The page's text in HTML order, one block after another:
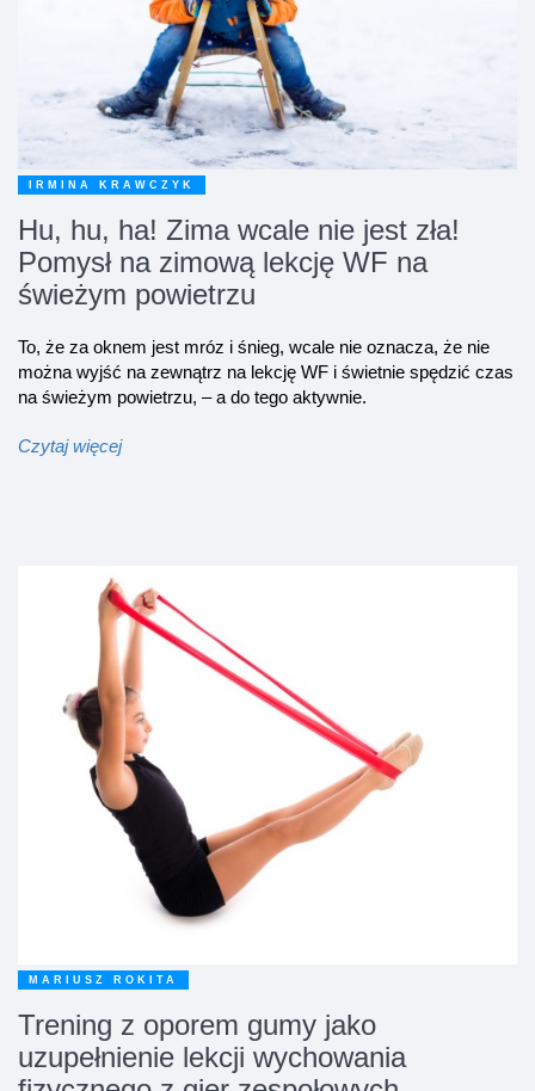
IRMINA KRAWCZYK
Hu, hu, ha! Zima wcale nie jest zła!
Pomysł na zimową lekcję WF na
świeżym powietrzu
To, że za oknem jest mróz i śnieg, wcale nie oznacza, że nie
można wyjść na zewnątrz na lekcję WF i świetnie spędzić czas
na świeżym powietrzu, – a do tego aktywnie.
Czytaj więcej
MARIUSZ ROKITA
Trening z oporem gumy jako
uzupełnienie lekcji wychowania